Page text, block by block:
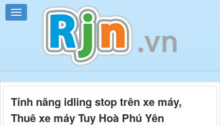
Tính năng idling stop trên xe máy,
Thuê xe máy Tuy Hoà Phú Yên